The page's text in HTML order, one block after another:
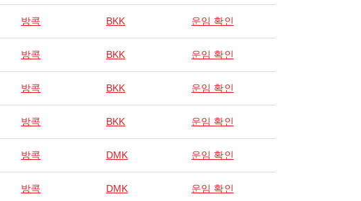
방콕 BKK 운임 확인
방콕 BKK 운임 확인
방콕 BKK 운임 확인
방콕 BKK 운임 확인
방콕 DMK 운임 확인
방콕 DMK 운임 확인